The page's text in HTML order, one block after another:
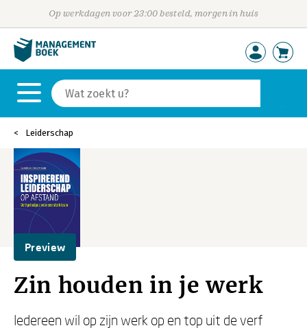
Op werkdagen voor 23:00 besteld, morgen in huis
Leiderschap
Preview
Zin houden in je werk
Iedereen wil op zijn werk op en top uit de verf